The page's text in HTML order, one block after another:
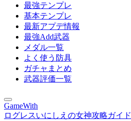
最強テンプレ
基本テンプレ
最新アプデ情報
最強Add武器
メダル一覧
よく使う防具
ガチャまとめ
武器評価一覧
GameWith
ログレスいにしえの女神攻略ガイド